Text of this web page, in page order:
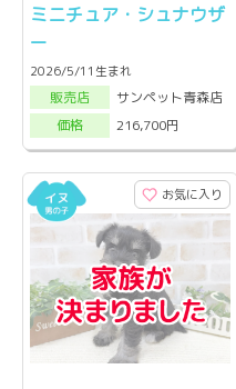
ミニチュア・シュナウザ
ー
2026/5/11生まれ
販売店
サンペット青森店
価格
216,700円
お気に入り